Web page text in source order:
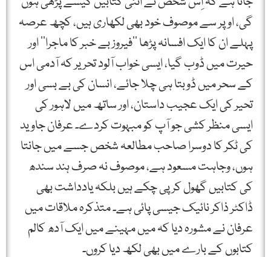
گی، اوپر سے موصوف خود بھی لکھاری ہیں، کچھ عرصہ
پہلے ان کا ایک افسانہ پڑھا ’’فیروز بے خبر کا ماجرا‘‘ اور
حیرت میں ڈوب گیا، ایسی خواب آلود تحریر کہ آدمی اس
کے سحر میں ڈوبتا ہی چلا جائے، انسان کی بے بسی اور
تحیر کی ایک عجیب داستان، اور ساتھ میں لاہور کی
ایسی منظر کشی جو آپ کو مبہوت کردے۔ عرفان جاوید
کی ٹکر کا دوسرا صاحب مطالعہ شخص جسے میں جانتا
ہوں، وجاہت مسعود ہے، موصوف نہ صرف ہند سندھ
کی کتابیں گھول کر پی چکے ہیں بلکہ یادداشت بھی
ڈاکٹر ذاکر نائیک جیسی پائی ہے۔ متذکرہ ملاقات میں
عرفان نے مشورہ دیا کہ میں مہینے میں ایک آدھ کالم
کتابوں کے بارے میں بھی لکھ دیا کروں۔